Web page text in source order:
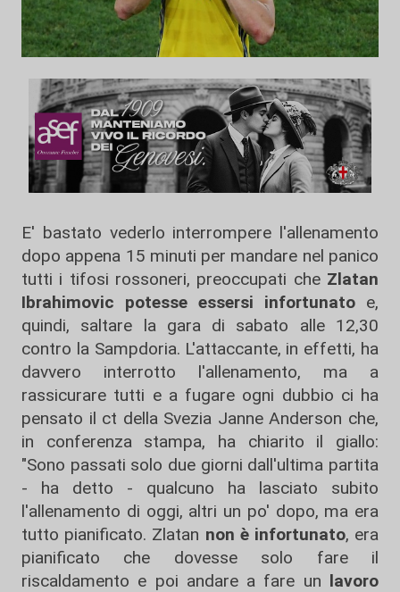
E' bastato vederlo interrompere l'allenamento
dopo appena 15 minuti per mandare nel panico
tutti i tifosi rossoneri, preoccupati che Zlatan
Ibrahimovic potesse essersi infortunato e,
quindi, saltare la gara di sabato alle 12,30
contro la Sampdoria. L'attaccante, in effetti, ha
davvero interrotto l'allenamento, ma a
rassicurare tutti e a fugare ogni dubbio ci ha
pensato il ct della Svezia Janne Anderson che,
in conferenza stampa, ha chiarito il giallo:
"Sono passati solo due giorni dall'ultima partita
- ha detto - qualcuno ha lasciato subito
l'allenamento di oggi, altri un po' dopo, ma era
tutto pianificato. Zlatan non è infortunato, era
pianificato che dovesse solo fare il
riscaldamento e poi andare a fare un lavoro